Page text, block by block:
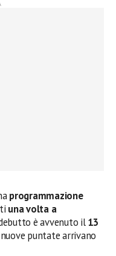
programmazione
una volta a
è avvenuto il13
puntate arrivano